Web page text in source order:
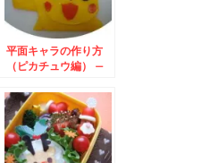
平面キャラの作り方
（ピカチュウ編） –
ンスター